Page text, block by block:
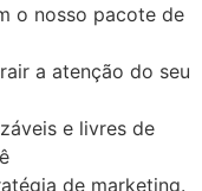
o nosso pacote de
a atenção do seu
e livres de
de marketing.